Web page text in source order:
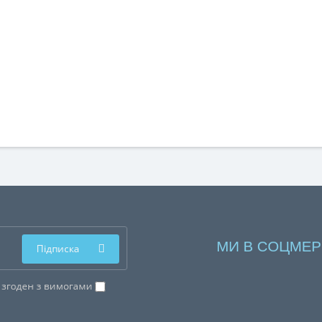
згоден з вимогами
Підписка МИ В